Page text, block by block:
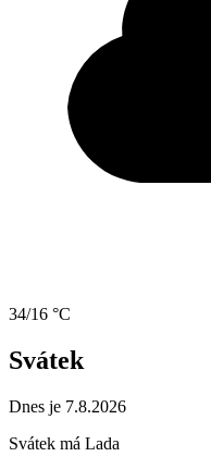
34/16 °C
Svátek
Dnes je 7.8.2026
Svátek má Lada